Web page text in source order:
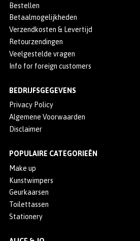
Bestellen
Betaalmogelijkheden
Verzendkosten & Levertijd
Retourzendingen
Veelgestelde vragen
Info for foreign customers
BEDRIJFSGEGEVENS
Privacy Policy
Algemene Voorwaarden
Disclaimer
POPULAIRE CATEGORIEËN
Make up
Kunstwimpers
Geurkaarsen
Toilettassen
Stationery